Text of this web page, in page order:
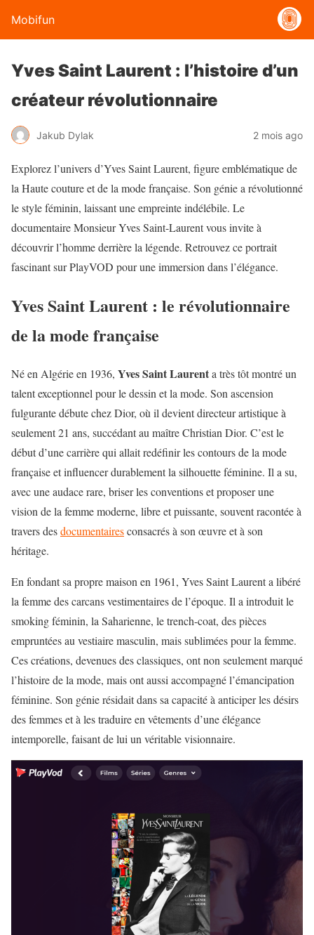
Mobifun
Yves Saint Laurent : l’histoire d’un
créateur révolutionnaire
Jakub Dylak 2 mois ago
Explorez l’univers d’Yves Saint Laurent, figure emblématique de
la Haute couture et de la mode française. Son génie a révolutionné
le style féminin, laissant une empreinte indélébile. Le
documentaire Monsieur Yves Saint-Laurent vous invite à
découvrir l’homme derrière la légende. Retrouvez ce portrait
fascinant sur PlayVOD pour une immersion dans l’élégance.
Yves Saint Laurent : le révolutionnaire
de la mode française
Né en Algérie en 1936, Yves Saint Laurenta très tôt montré un
talent exceptionnel pour le dessin et la mode. Son ascension
fulgurante débute chez Dior, où il devient directeur artistique à
seulement 21 ans, succédant au maître Christian Dior. C’est le
début d’une carrière qui allait redéfinir les contours de la mode
française et influencer durablement la silhouette féminine. Il a su,
avec une audace rare, briser les conventions et proposer une
vision de la femme moderne, libre et puissante, souvent racontée à
travers desdocumentairesconsacrés à son œuvre et à son
héritage.
En fondant sa propre maison en 1961, Yves Saint Laurent a libéré
la femme des carcans vestimentaires de l’époque. Il a introduit le
smoking féminin, la Saharienne, le trench-coat, des pièces
empruntées au vestiaire masculin, mais sublimées pour la femme.
Ces créations, devenues des classiques, ont non seulement marqué
l’histoire de la mode, mais ont aussi accompagné l’émancipation
féminine. Son génie résidait dans sa capacité à anticiper les désirs
des femmes et à les traduire en vêtements d’une élégance
intemporelle, faisant de lui un véritable visionnaire.